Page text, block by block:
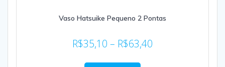
Vaso Hatsuike Pequeno 2 Pontas
R$35,10 – R$63,40